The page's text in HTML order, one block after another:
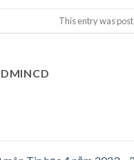
This entry was